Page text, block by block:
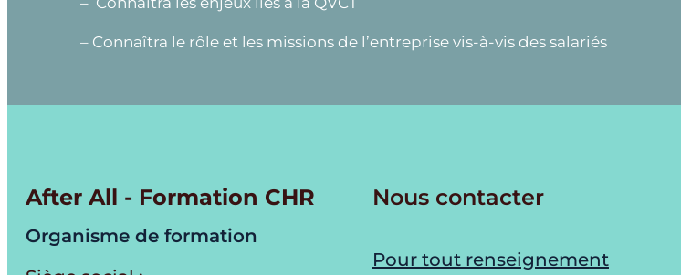
– Connaîtra le rôle et les missions de l’entreprise vis-à-vis des salariés
After All - Formation CHR
Organisme de formation
Nous contacter
Pour tout renseignement